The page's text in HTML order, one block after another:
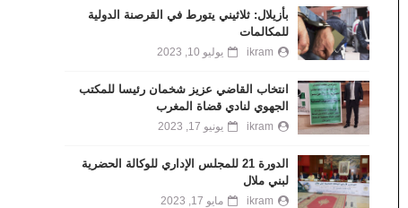
بأزيلال: ثلاثيني يتورط في القرصنة الدولية
للمكالمات
ikram يوليو 10, 2023
انتخاب القاضي عزيز شخمان رئيسا للمكتب
الجهوي لنادي قضاة المغرب
ikram يونيو 17, 2023
الدورة 21 للمجلس الإداري للوكالة الحضرية
لبني ملال
ikram مايو 17, 2023